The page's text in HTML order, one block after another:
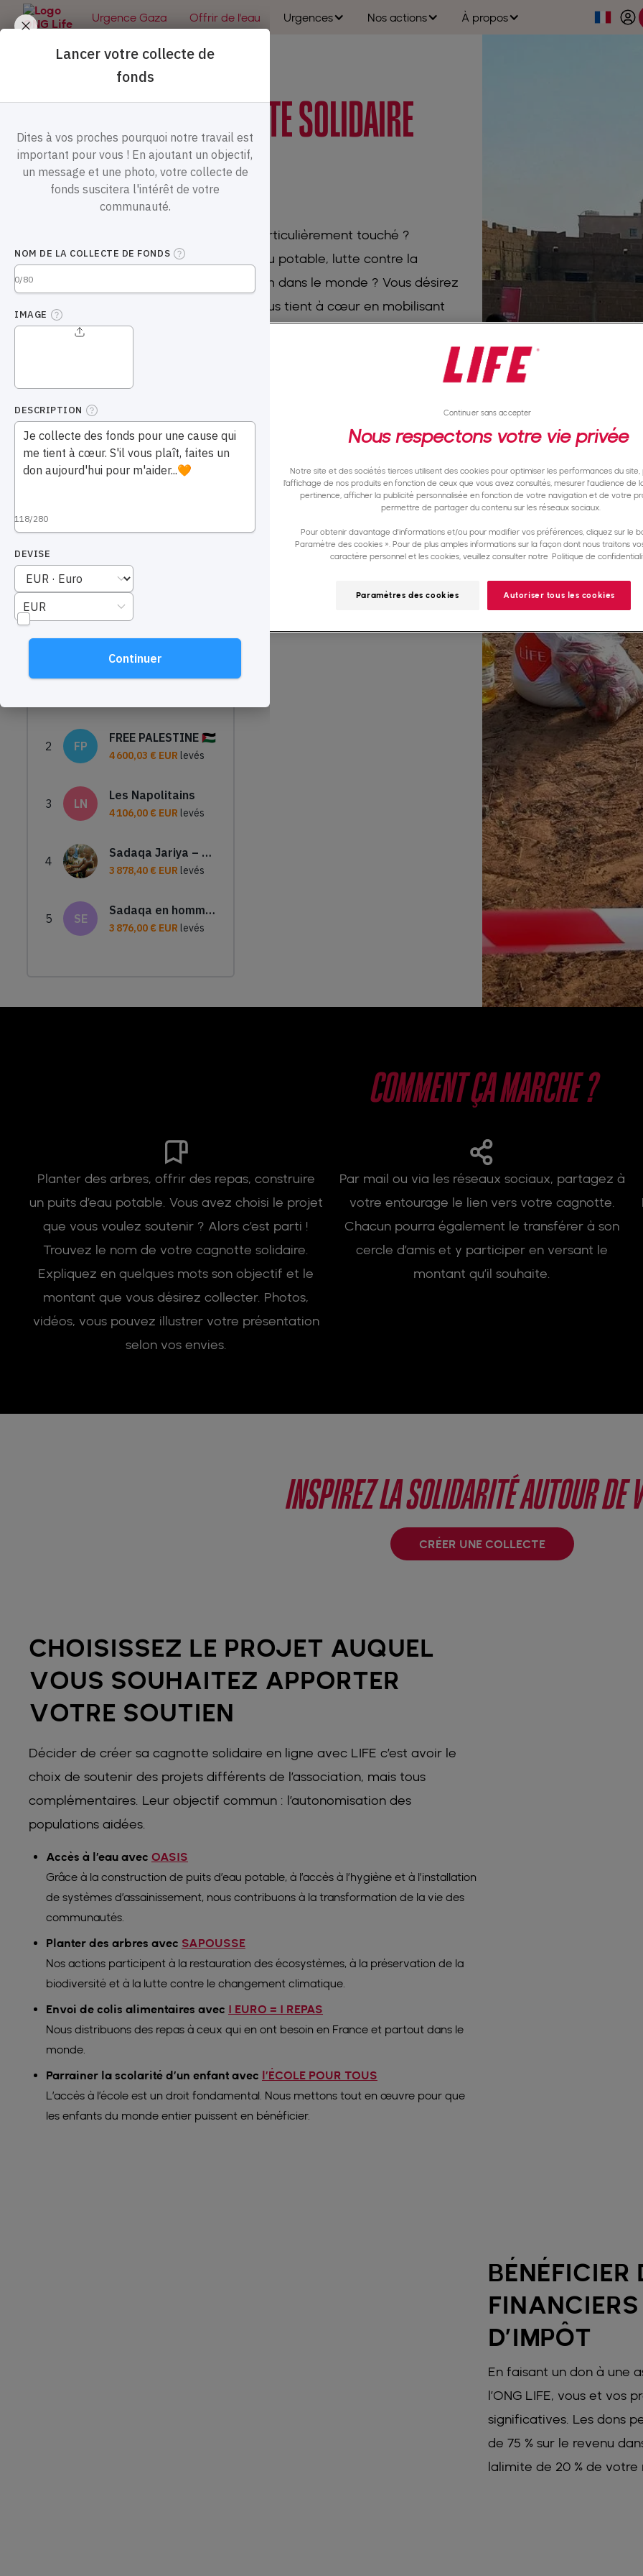
Urgence Gaza Offrir de l'eau Urgences Nos actions À propos
🇵🇸 Urgence Gaza : J'AIDE GAZA | 🇸🇩 Urgence Soudan : J'AIDE LE SOUDAN
CRÉER VOTRECAGNOTTE SOLIDAIRE
AUJOURD’HUI
Une action de notre ONG vous a tout particulièrement touché ?
Reforestation, construction de puits d’eau potable, lutte contre la
déscolarisation, opérations contre la faim dans le monde ? Vous désirez
réunir des fonds pour cette cause qui vous tient à cœur en mobilisant
votre entourage ?
Que la collecte se fasse dans le cadre d’un défi sportif que vous voulez
inviter vos proches à y participer. En quelques clics sur notre
plateforme, elle est prête à être partagée. Vous allez pouvoir atteindre
votre objectif et peut-être même le dépasser !
REJOINDRE UNE COLLECTE
Plus de
COMMENT ÇA MARCHE ?
Planter des arbres, offrir des repas, construire
un puits d’eau potable. Vous avez choisi le projet
que vous voulez soutenir ? Alors c’est parti !
Trouvez le nom de votre cagnotte solidaire.
Expliquez en quelques mots son objectif et le
montant que vous désirez collecter. Photos,
vidéos, vous pouvez illustrer votre présentation
selon vos envies.
Par mail ou via les réseaux sociaux, partagez à
votre entourage le lien vers votre cagnotte.
Chacun pourra également le transférer à son
cercle d’amis et y participer en versant le
montant qu’il souhaite.
INSPIREZ LA SOLIDARITÉ AUTOUR DE
CRÉER UNE COLLECTE
CHOISISSEZ LE PROJET AUQUEL
VOUS SOUHAITEZ APPORTER
VOTRE SOUTIEN
Décider de créer sa cagnotte solidaire en ligne avec LIFE c’est avoir le
choix de soutenir des projets différents de l’association, mais tous
complémentaires. Leur objectif commun : l’autonomisation des
populations aidées.
Accès à l’eau avec OASIS
Grâce à la construction de puits d’eau potable, à l’accès à l’hygiène et à l’installation
de systèmes d’assainissement, nous contribuons à la transformation de la vie des
communautés.
Planter des arbres avec SAPOUSSE
Nos actions participent à la restauration des écosystèmes, à la préservation de la
biodiversité et à la lutte contre le changement climatique.
Envoi de colis alimentaires avec 1 EURO = 1 REPAS
Nous distribuons des repas à ceux qui en ont besoin en France et partout dans le
monde.
Parrainer la scolarité d’un enfant avec l’ÉCOLE POUR TOUS
L’accès à l’école est un droit fondamental. Nous mettons tout en œuvre pour que
les enfants du monde entier puissent en bénéficier.
BÉNÉFICIER
D’IMPÔT
En faisant un don à une
l’ONG LIFE, vous et vos
significatives. Les dons
de 75 % sur le revenu
lalimite de 20 % de votre
Nous respectons votre vie privée
Notre site et des sociétés tierces utilisent des cookies pour optimiser les performances du site,
l’affichage de nos produits en fonction de ceux que vous avez consultés, mesurer l'audience de
pertinence, afficher la publicité personnalisée en fonction de votre navigation et de votre
permettre de partager du contenu sur les réseaux sociaux.
Pour obtenir davantage d'informations et/ou pour modifier vos préférences, cliquez sur le
Paramètre des cookies ». Pour de plus amples informations sur la façon dont nous traitons
caractère personnel et les cookies, veuillez consulter notre Politique de
Paramètres des cookies Autoriser tous les cookies
Continuer sans accepter